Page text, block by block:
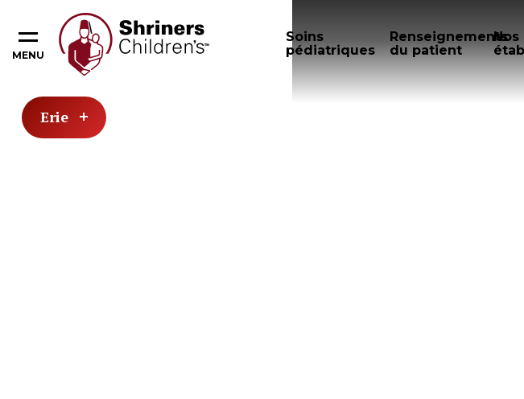
MENU
Soins
pédiatriques
Renseignements
du patient
Nos
Erie